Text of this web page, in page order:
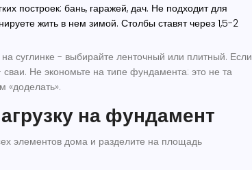
построек: бань, гаражей, дач. Не подходит для
жить в нем зимой. Столбы ставят через 1,5-2
суглинке - выбирайте ленточный или плитный. Если
Не экономьте на типе фундамента: это не та
«доделать».
на фундамент
элементов дома и разделите на площадь